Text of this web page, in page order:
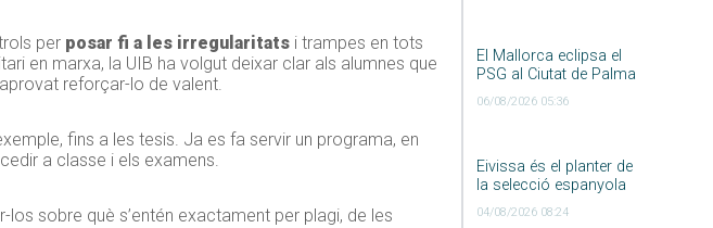
El Mallorca eclipsa el
PSG al Ciutat de Palma
06/08/2026 05:36
Eivissa és el planter de
la selecció espanyola
04/08/2026 08:24
per posar fi a les irregularitats i trampes en tots
en marxa, la UIB ha volgut deixar clar als alumnes que
reforçar-lo de valent.
fins a les tesis. Ja es fa servir un programa, en
a classe i els examens.
sobre què s’entén exactament per plagi, de les